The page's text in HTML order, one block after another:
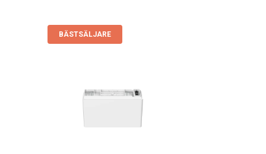
BÄSTSÄLJARE